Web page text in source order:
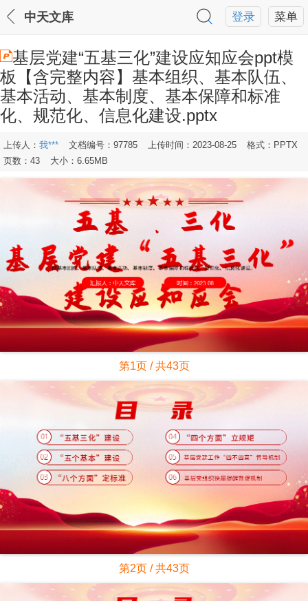
菜单
登录
中天文库
基层党建“五基三化”建设应知应会ppt模
板【含完整内容】基本组织、基本队伍、
基本活动、基本制度、基本保障和标准
化、规范化、信息化建设.pptx
上传人： 我*** 文档编号：97785 上传时间：2023-08-25
格式：PPTX
页数：43
大小：6.65MB
第1页 / 共43页
第2页 / 共43页